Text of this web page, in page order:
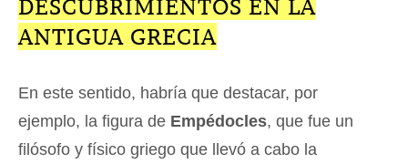
DESCUBRIMIENTOS EN LA
ANTIGUA GRECIA
En este sentido, habría que destacar, por
ejemplo, la figura de Empédocles, que fue un
filósofo y físico griego que llevó a cabo la